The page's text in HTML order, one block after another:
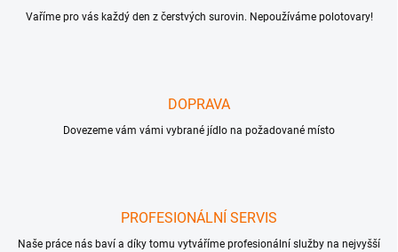
Vaříme pro vás každý den z čerstvých surovin. Nepoužíváme polotovary!
DOPRAVA
Dovezeme vám vámi vybrané jídlo na požadované místo
PROFESIONÁLNÍ SERVIS
Naše práce nás baví a díky tomu vytváříme profesionální služby na nejvyšší